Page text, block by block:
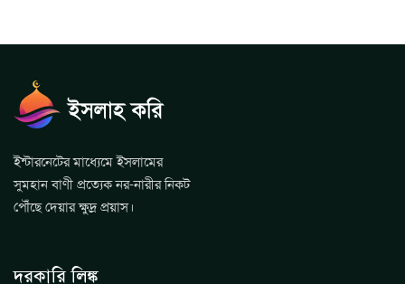
ইন্টারনেটের মাধ্যেমে ইসলামের
সুমহান বাণী প্রত্যেক নর-নারীর নিকট
পৌঁছে দেয়ার ক্ষুদ্র প্রয়াস।
দরকারি লিঙ্ক